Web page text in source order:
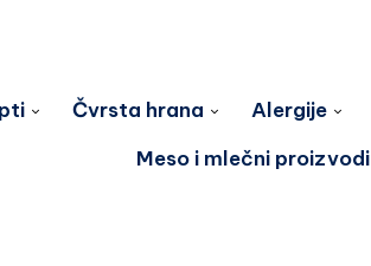
Čvrsta hrana Alergije
Meso i mlečni proizvodi